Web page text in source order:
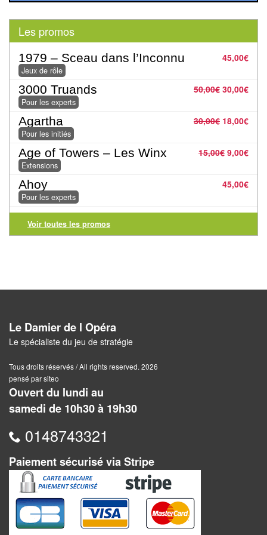
abstraits
Extensions
Casse-
têtes
Accessoires
Backgammon
Jeux
traditionnels
Dominos
Jeu
–
multijeux
Cartes
traditionnelles
Jeu
de
Dés
Maquettes
Dames
Chinoises
Les promos
45,00€
1979 – Sceau dans l’Inconnu
Jeux de rôle
50,00€ 30,00€
3000 Truands
Pour les experts
30,00€ 18,00€
Agartha
Pour les initiés
15,00€ 9,00€
Age of Towers – Les Winx
Extensions
45,00€
Ahoy
Pour les experts
Voir toutes les promos
Le Damier de l Opéra
Le spécialiste du jeu de stratégie
Tous droits réservés / All rights reserved. 2026
pensé par siteo
Ouvert du lundi au
samedi de 10h30 à 19h30
0148743321
Paiement sécurisé via Stripe